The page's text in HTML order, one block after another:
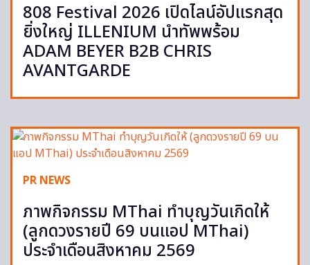
808 Festival 2026 เปิดไลน์อัปแรกสุด
ยิ่งใหญ่ ILLENIUM นำทัพพร้อม
ADAM BEYER B2B CHRIS
AVANTGARDE
PR NEWS
ภาพกิจกรรม MThai ทำบุญวันเกิดให้
(ลูกดวงรายปี 69 บนแอป MThai)
ประจำเดือนสิงหาคม 2569